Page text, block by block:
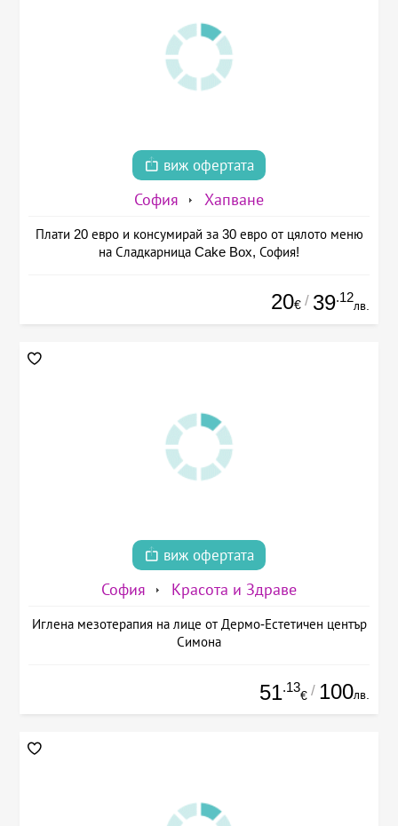
виж офертата
София Хапване
Плати 20 евро и консумирай за 30 евро от цялото меню
на Сладкарница Cake Box, София!
20€ / 39.12
лв.
виж офертата
София Красота и Здраве
Иглена мезотерапия на лице от Дермо-Естетичен център
Симона
51.13
€ / 100лв.